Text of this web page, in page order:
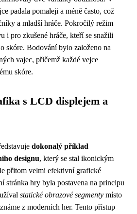
padala pomaleji a méně často, což
a mladší hráče. Pokročilý režim
i pro zkušené hráče, kteří se snažili
skóre. Bodování bylo založeno na
vajec, přičemž každé vejce
skóre.
s LCD displejem a
dokonalý příklad
designu, který se stal ikonickým
přitom velmi efektivní grafické
stránka hry byla postavena na principu
statické obrazové segmenty místo
z moderních her. Tento přístup